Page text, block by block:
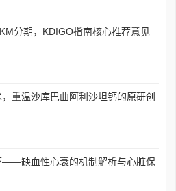
分期，KDIGO指南核心推荐意见
重温沙库巴曲阿利沙坦钙的原研创
——缺血性心衰的机制解析与心脏保